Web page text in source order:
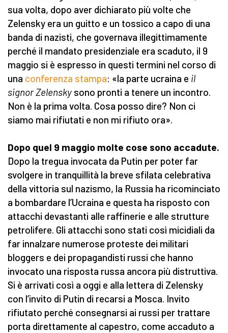
sua volta, dopo aver dichiarato più volte che
Zelensky era un guitto e un tossico a capo di una
banda di nazisti, che governava illegittimamente
perché il mandato presidenziale era scaduto, il 9
maggio si è espresso in questi termini nel corso di
una conferenza stampa: «la parte ucraina e il
signor Zelensky sono pronti a tenere un incontro.
Non è la prima volta. Cosa posso dire? Non ci
siamo mai rifiutati e non mi rifiuto ora».
Dopo quel 9 maggio molte cose sono accadute.
Dopo la tregua invocata da Putin per poter far
svolgere in tranquillità la breve sfilata celebrativa
della vittoria sul nazismo, la Russia ha ricominciato
a bombardare l’Ucraina e questa ha risposto con
attacchi devastanti alle raffinerie e alle strutture
petrolifere. Gli attacchi sono stati così micidiali da
far innalzare numerose proteste dei militari
bloggers e dei propagandisti russi che hanno
invocato una risposta russa ancora più distruttiva.
Si è arrivati così a oggi e alla lettera di Zelensky
con l’invito di Putin di recarsi a Mosca. Invito
rifiutato perché consegnarsi ai russi per trattare
porta direttamente al capestro, come accaduto a